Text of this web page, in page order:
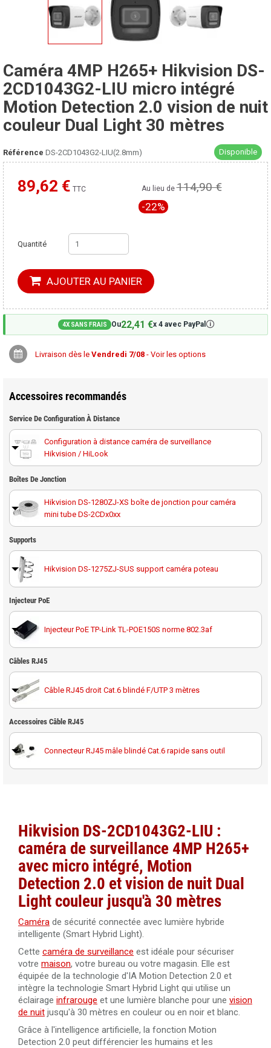
Caméra 4MP H265+ Hikvision DS-
2CD1043G2-LIU micro intégré
Motion Detection 2.0 vision de nuit
couleur Dual Light 30 mètres
Référence DS-2CD1043G2-LIU(2.8mm) Disponible
89,62 € TTC
Moins cher ailleurs ? Au lieu de114,90 €
-22%
Quantité
AJOUTER AU PANIER
4X SANS FRAIS Ou22,41 €x 4 avec PayPal 🛈
Livraison dès le Vendredi 7/08 - Voir les options
Accessoires recommandés
Service De Configuration À Distance
Configuration à distance caméra de surveillance
Hikvision / HiLook
Boîtes De Jonction
Hikvision DS-1280ZJ-XS boîte de jonction pour caméra
mini tube DS-2CDx0xx
Supports
Hikvision DS-1275ZJ-SUS support caméra poteau
Hikvision DS-1276ZJ-SUS support d'angle
Injecteur PoE
Injecteur PoE TP-Link TL-POE150S norme 802.3af
Câbles RJ45
Câble RJ45 droit Cat.6 blindé F/UTP 3 mètres
Câble RJ45 droit Cat.6 blindé F/UTP 10 mètres
Câble RJ45 droit Cat.6 blindé F/UTP 40 mètres 100%
cuivre
Câble RJ45 droit Cat.6 blindé F/UTP 50 mètres
Accessoires Câble RJ45
Connecteur RJ45 mâle blindé Cat.6 rapide sans outil
Hikvision DS-2CD1043G2-LIU :
caméra de surveillance 4MP H265+
avec micro intégré, Motion
Detection 2.0 et vision de nuit Dual
Light couleur jusqu'à 30 mètres
Caméra de sécurité connectée avec lumière hybride
intelligente (Smart Hybrid Light).
Cette caméra de surveillance est idéale pour sécuriser
votre maison, votre bureau ou votre magasin. Elle est
équipée de la technologie d'IA Motion Detection 2.0 et
intègre la technologie Smart Hybrid Light qui utilise un
éclairage infrarouge et une lumière blanche pour une vision
de nuit jusqu'à 30 mètres en couleur ou en noir et blanc.
Grâce à l'intelligence artificielle, la fonction Motion
Detection 2.0 peut différencier les humains et les